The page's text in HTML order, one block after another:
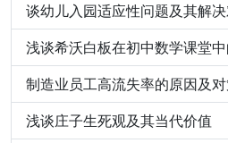
谈幼儿入园适应性问题及其解
浅谈希沃白板在初中数学课堂
制造业员工高流失率的原因及
浅谈庄子生死观及其当代价值